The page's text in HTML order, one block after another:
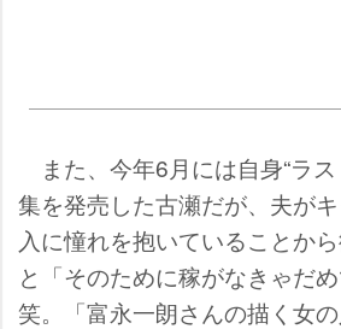
また、今年6月には自身“ラ
集を発売した古瀬だが、夫が
入に憧れを抱いていることか
と「そのために稼がなきゃだ
笑。「富永一朗さんの描く女